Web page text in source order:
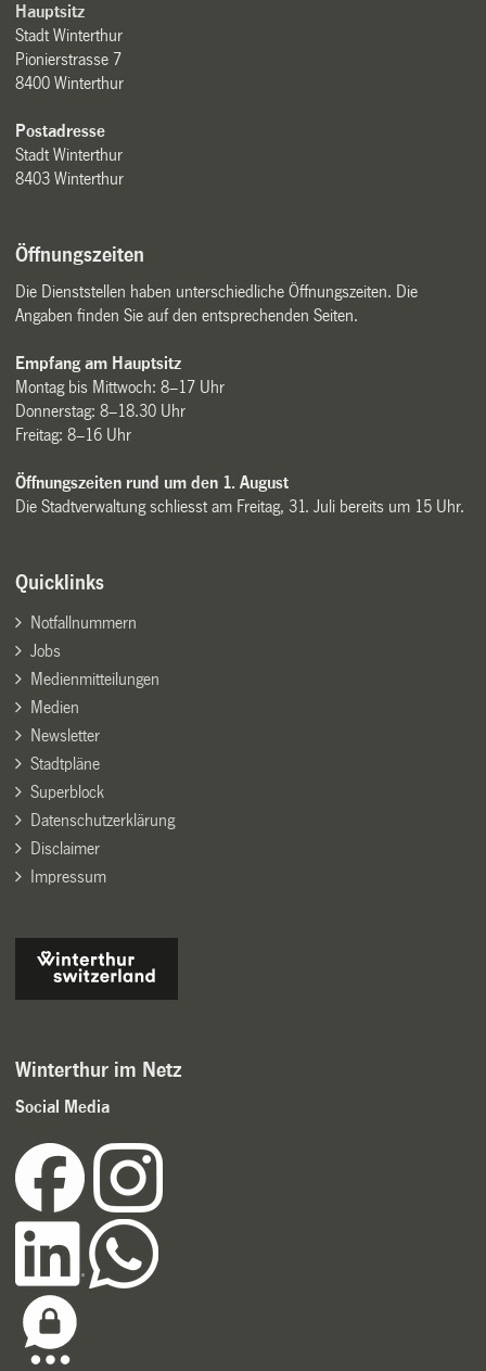
Hauptsitz
Stadt Winterthur
Pionierstrasse 7
8400 Winterthur
Postadresse
Stadt Winterthur
8403 Winterthur
Öffnungszeiten
Die Dienststellen haben unterschiedliche Öffnungszeiten. Die
Angaben finden Sie auf den entsprechenden Seiten.
Empfang am Hauptsitz
Montag bis Mittwoch: 8–17 Uhr
Donnerstag: 8–18.30 Uhr
Freitag: 8–16 Uhr
Öffnungszeiten rund um den 1. August
Die Stadtverwaltung schliesst am Freitag, 31. Juli bereits um 15 Uhr.
Quicklinks
Notfallnummern
Jobs
Medienmitteilungen
Medien
Newsletter
Stadtpläne
Superblock
Datenschutzerklärung
Disclaimer
Impressum
Winterthur im Netz
Social Media